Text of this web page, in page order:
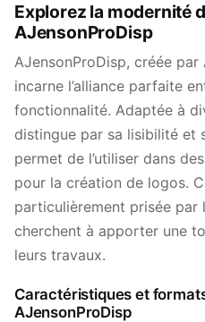
Explorez la modernité
AJensonProDisp
AJensonProDisp, créée
incarne l’alliance parfaite
fonctionnalité. Adaptée à
distingue par sa lisibilité et
permet de l’utiliser dans
pour la création de logos.
particulièrement prisée par
cherchent à apporter une
leurs travaux.
Caractéristiques et
AJensonProDisp